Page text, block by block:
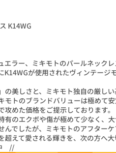
K14WG
エラー、ミキモトのパールネック
K14WGが使用されたヴィンテー
の美しさと、ミキモト独自の厳し
モトのブランドバリューは極めて
めた価格をご提示しております。
有のエクボや傷が極めて少なく、
んでしたが、ミキモトのアフター
超えて愛される輝きを、次の方へ
//